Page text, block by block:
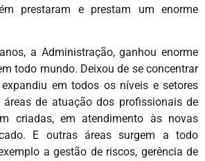
prestaram e prestam um enorme
a Administração, ganhou enorme
todo mundo. Deixou de se concentrar
em todos os níveis e setores
áreas de atuação dos profissionais de
criadas, em atendimento às novas
E outras áreas surgem a todo
a gestão de riscos, gerência de